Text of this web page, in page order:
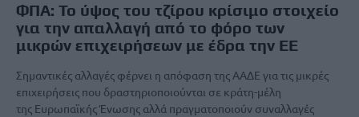
ΦΠΑ: Το ύψος του τζίρου κρίσιμο στοιχείο
για την απαλλαγή από το φόρο των
μικρών επιχειρήσεων με έδρα την ΕΕ
Σημαντικές αλλαγές φέρνει η απόφαση της ΑΑΔΕ για τις μικρές
επιχειρήσεις που δραστηριοποιούνται σε κράτη-μέλη
της Ευρωπαϊκής Ένωσης αλλά πραγματοποιούν συναλλαγές